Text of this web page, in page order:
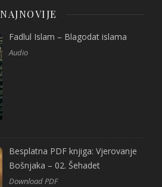
NAJNOVIJE
Fadlul Islam – Blagodat islama
Audio
Besplatna PDF knjiga: Vjerovanje
Bošnjaka – 02. Šehadet
Download PDF